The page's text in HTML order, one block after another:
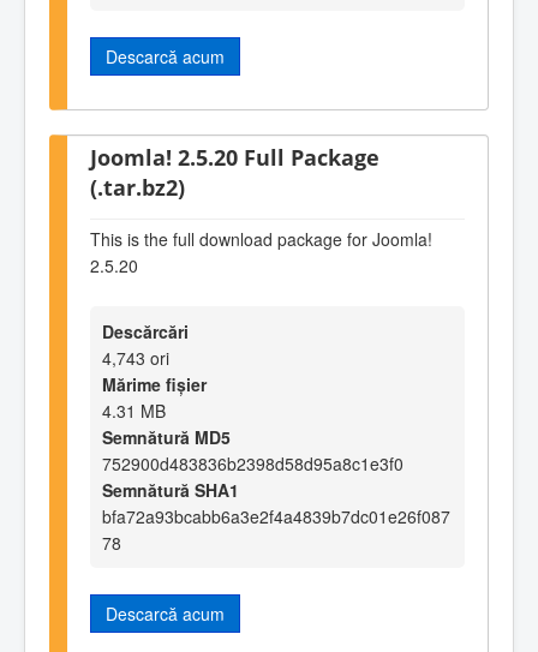
Descarcă acum
Joomla! 2.5.20 Full Package
(.tar.bz2)
This is the full download package for Joomla!
2.5.20
Descărcări
4,743 ori
Mărime fișier
4.31 MB
Semnătură MD5
752900d483836b2398d58d95a8c1e3f0
Semnătură SHA1
bfa72a93bcabb6a3e2f4a4839b7dc01e26f087
78
Descarcă acum